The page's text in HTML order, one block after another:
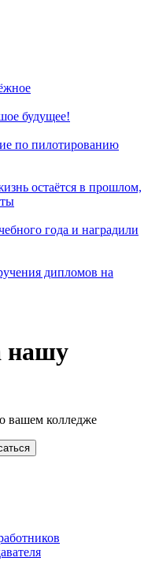
будущее!
по пилотированию
остаётся в прошлом,
года и наградили
дипломов на
нашу
вашем колледже